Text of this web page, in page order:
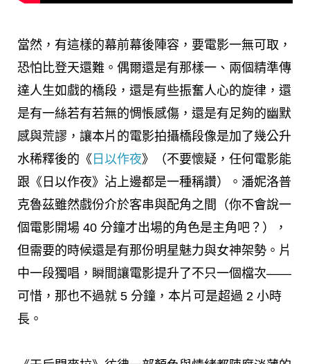
當然，有這樣的幕前幕後陣容，要電影一無可取，
恐怕比登天還難。偶爾還是有那樣一、兩個精準傳
達人生如戲的橋段，還是有些振奮人心的旋律，還
是有一絲若有若無的惆悵感傷，還是有足夠的幽默
感與荒謬，讓本片的電影拍攝橋段像是加了幾公升
水稀釋後的《 日以作夜》（不要懷疑，任何電影能
跟《日以作夜》沾上邊都是一種稱讚）。潘妮洛普
克魯茲雖然戲份介於客串與配角之間（你不會說一
個電影開場 40 分鐘才出場的角色是主角吧？），
但需要的時候還是有那份明星魅力與女神架勢。片
中一段獨唱，瞬間讓電影提升了不只一個檔次——
可惜，那也不過就 5 分鐘，本片可是超過 2 小時
長。